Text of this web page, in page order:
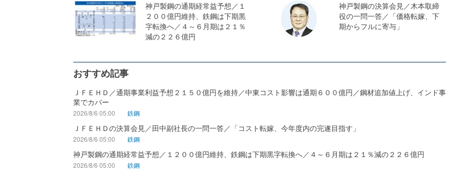
神戸製鋼の通期経常益予想／１
２００億円維持、鉄鋼は下期黒
字転換へ／４～６月期は２１％
減の２２６億円
神戸製鋼の決算会見／木本取締
役の一問一答／「価格転嫁、下
期からフルに寄与」
おすすめ記事
ＪＦＥＨＤ／通期事業利益予想２１５０億円を維持／中東コスト影響は通期６００億円／鋼材追加値上げ、インド事
業でカバー
2026/8/6 05:00 鉄鋼
ＪＦＥＨＤの決算会見／田中副社長の一問一答／「コスト転嫁、今年度内の完遂目指す」
2026/8/6 05:00 鉄鋼
神戸製鋼の通期経常益予想／１２００億円維持、鉄鋼は下期黒字転換へ／４～６月期は２１％減の２２６億円
2026/8/6 05:00 鉄鋼